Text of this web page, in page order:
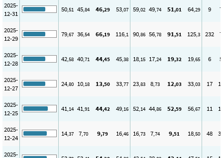
2025-
12-31
50,51 45,84 46,29 53,07 59,02 49,74 51,01 64,29 9 7
2025-
12-29
79,67 36,54 66,19 116,1 90,86 56,78 91,51 125,3 232 7
2025-
12-28
42,58 40,71 44,45 45,38 18,15 17,24 19,32 19,65 6 5
2025-
12-27
24,80 10,18 13,50 33,77 23,83 8,73 12,03 33,03 17
2025-
12-25
41,14 41,91 44,42 49,16 52,14 44,86 52,59 56,67 11
2025-
12-24
14,37 7,70 9,79 16,46 16,73 7,74 9,51 18,50 48
2025-